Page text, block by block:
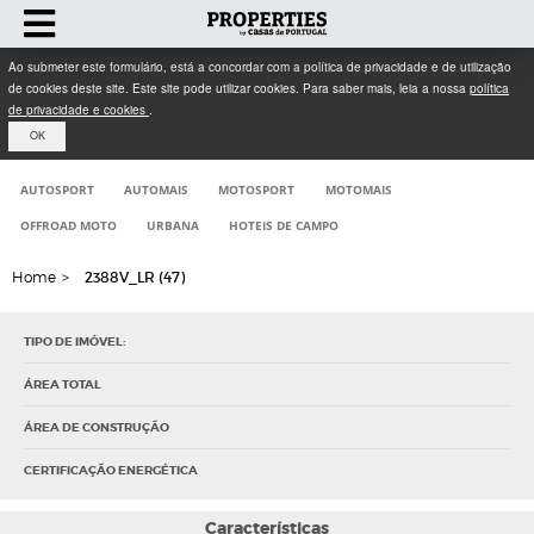
Ao submeter este formulário, está a concordar com a política de privacidade e de utilização
de cookies deste site. Este site pode utilizar cookies. Para saber mais, leia a nossa política
de privacidade e cookies .
OK
AUTOSPORT AUTOMAIS MOTOSPORT MOTOMAIS
OFFROAD MOTO URBANA HOTEIS DE CAMPO
Home > 2388V_LR (47)
TIPO DE IMÓVEL:
ÁREA TOTAL
ÁREA DE CONSTRUÇÃO
CERTIFICAÇÃO ENERGÉTICA
Características